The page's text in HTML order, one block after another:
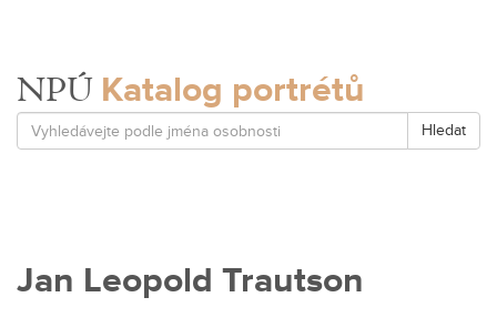
NPÚ Katalog portrétů
Hledat
Jan Leopold Trautson